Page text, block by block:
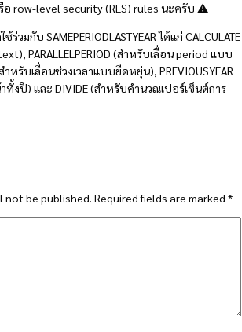
row-level security (RLS) rules นะครับ ⚠️
วมกับ SAMEPERIODLASTYEAR ได้แก่ CALCULATE
PARALLELPERIOD (สำหรับเลื่อน period แบบ
ำหรับเลื่อนช่วงเวลาแบบยืดหยุ่น), PREVIOUSYEAR
งปี) และ DIVIDE (สำหรับคำนวณเปอร์เซ็นต์การ
not be published. Required fields are marked *